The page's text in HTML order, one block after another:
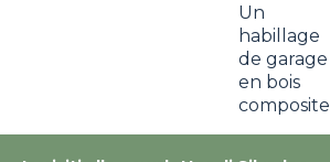
Un
habillage
de garage
en bois
composite